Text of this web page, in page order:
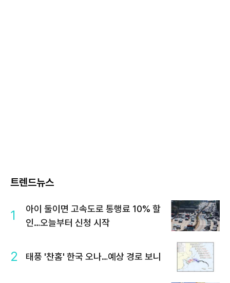
트렌드뉴스
1
아이 둘이면 고속도로 통행료 10% 할
인…오늘부터 신청 시작
2 태풍 '찬홈' 한국 오나…예상 경로 보니